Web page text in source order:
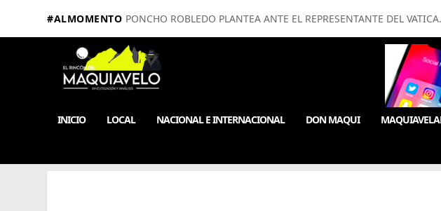
#ALMOMENTO PONCHO ROBLEDO PLANTEA ANTE EL REPRESENTANTE DEL
INICIO LOCAL NACIONAL E INTERNACIONAL DON MAQUI